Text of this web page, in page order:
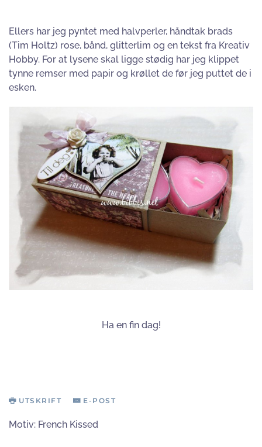
Ellers har jeg pyntet med halvperler, håndtak brads
(Tim Holtz) rose, bånd, glitterlim og en tekst fra Kreativ
Hobby. For at lysene skal ligge stødig har jeg klippet
tynne remser med papir og krøllet de før jeg puttet de i
esken.
Ha en fin dag!
UTSKRIFT E-POST
Motiv: French Kissed